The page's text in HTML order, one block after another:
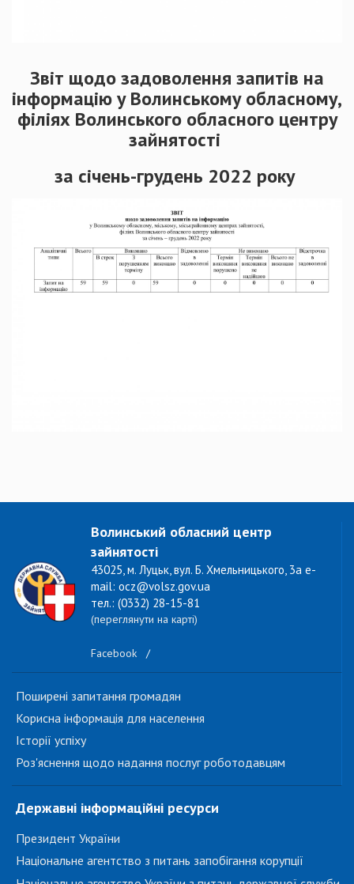
Звіт щодо задоволення запитів на
інформацію у Волинському обласному,
філіях Волинського обласного центру
зайнятості
за січень-грудень 2022 року
Волинський обласний центр
зайнятості
43025, м. Луцьк, вул. Б. Хмельницького, 3а e-
mail: ocz@volsz.gov.ua
тел.: (0332) 28-15-81
(переглянути на карті)
Facebook /
Поширені запитання громадян
Корисна інформація для населення
Історії успіху
Роз'яснення щодо надання послуг роботодавцям
Державні інформаційні ресурси
Президент України
Національне агентство з питань запобігання корупції